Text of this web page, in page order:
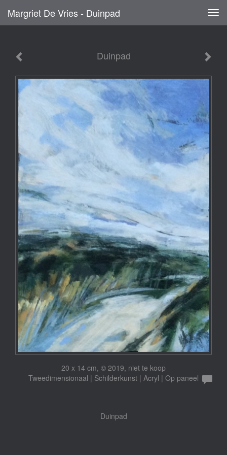
Margriet De Vries - Duinpad
Duinpad
20 x 14 cm, © 2019, niet te koop
Tweedimensionaal | Schilderkunst | Acryl | Op paneel
Duinpad